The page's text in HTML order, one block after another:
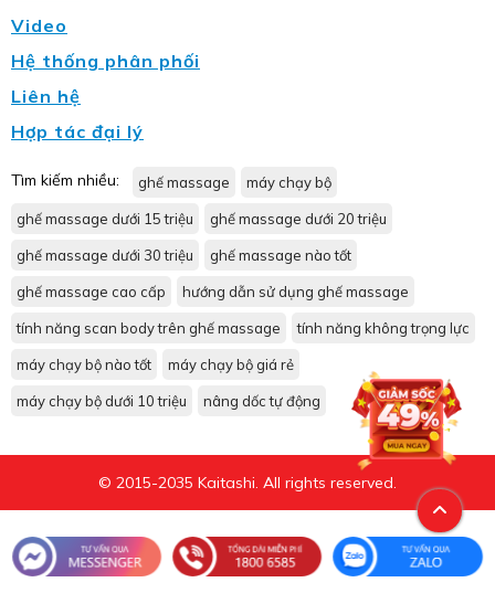
Video
Hệ thống phân phối
Liên hệ
Hợp tác đại lý
Tìm kiếm nhiều: ghế massage máy chạy bộ
ghế massage dưới 15 triệu ghế massage dưới 20 triệu
ghế massage dưới 30 triệu ghế massage nào tốt
ghế massage cao cấp hướng dẫn sử dụng ghế massage
tính năng scan body trên ghế massage tính năng không trọng lực
máy chạy bộ nào tốt máy chạy bộ giá rẻ
máy chạy bộ dưới 10 triệu nâng dốc tự động
© 2015-2035 Kaitashi. All rights reserved.